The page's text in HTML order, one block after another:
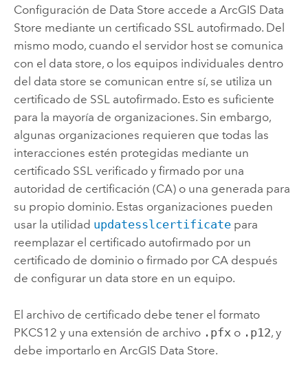
Configuración de Data Store accede a ArcGIS Data
Store mediante un certificado SSL autofirmado. Del
mismo modo, cuando el servidor host se comunica
con el data store, o los equipos individuales dentro
del data store se comunican entre sí, se utiliza un
certificado de SSL autofirmado. Esto es suficiente
para la mayoría de organizaciones. Sin embargo,
algunas organizaciones requieren que todas las
interacciones estén protegidas mediante un
certificado SSL verificado y firmado por una
autoridad de certificación (CA) o una generada para
su propio dominio. Estas organizaciones pueden
usar la utilidad updatesslcertificatepara
reemplazar el certificado autofirmado por un
certificado de dominio o firmado por CA después
de configurar un data store en un equipo.
El archivo de certificado debe tener el formato
PKCS12 y una extensión de archivo .pfx o .p12, y
debe importarlo en ArcGIS Data Store.